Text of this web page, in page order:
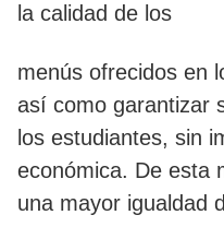
la calidad de los
menús ofrecidos en
así como garantizar
los estudiantes, sin
económica. De esta
una mayor igualdad